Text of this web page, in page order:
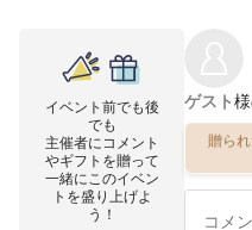
イベント前でも後
でも
主催者にコメント
やギフトを贈って
一緒にこのイベン
トを盛り上げよ
う！
ゲスト
贈ら